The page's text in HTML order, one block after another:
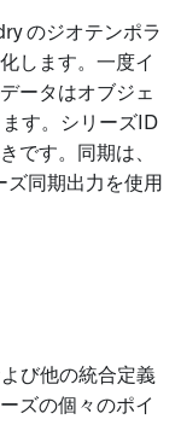
のジオテンポラ
します。一度イ
ータはオブジェ
す。シリーズID
です。同期は、
同期出力を使用
び他の統合定義
ズの個々のポイ